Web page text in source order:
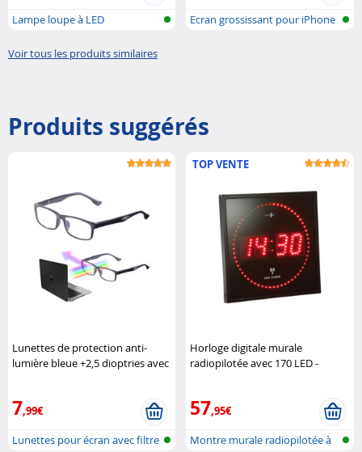
Lampe loupe à LED
Ecran grossissant pour iPhone
Voir tous les produits similaires
Produits suggérés
Lunettes de protection anti-
lumière bleue +2,5 dioptries avec
7,99€
Lunettes pour écran avec filtre
TOP VENTE
Horloge digitale murale
radiopilotée avec 170 LED -
57,95€
Montre murale radiopilotée à